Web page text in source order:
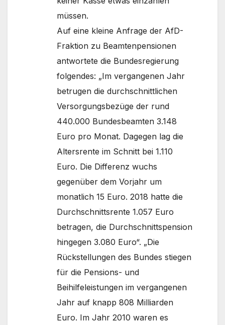
müssen.
Auf eine kleine Anfrage der AfD-
Fraktion zu Beamtenpensionen
antwortete die Bundesregierung
folgendes: „Im vergangenen Jahr
betrugen die durchschnittlichen
Versorgungsbezüge der rund
440.000 Bundesbeamten 3.148
Euro pro Monat. Dagegen lag die
Altersrente im Schnitt bei 1.110
Euro. Die Differenz wuchs
gegenüber dem Vorjahr um
monatlich 15 Euro. 2018 hatte die
Durchschnittsrente 1.057 Euro
betragen, die Durchschnittspension
hingegen 3.080 Euro“. „Die
Rückstellungen des Bundes stiegen
für die Pensions- und
Beihilfeleistungen im vergangenen
Jahr auf knapp 808 Milliarden
Euro. Im Jahr 2010 waren es